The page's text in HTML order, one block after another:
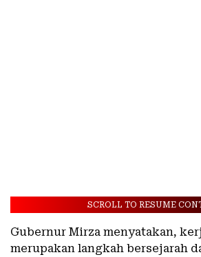
SCROLL TO RESUME
Gubernur Mirza menyatakan,
merupakan langkah bersejarah